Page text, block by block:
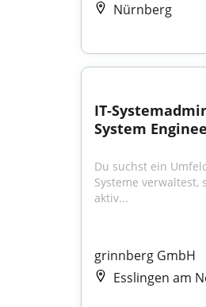
Nürnberg
IT-
System
Du suchst ein
Systeme
aktiv...
grinnberg GmbH
Esslingen am